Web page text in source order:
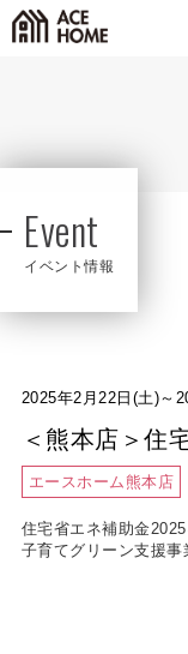
Event
イベント情報
2025年2月22日(土)～
＜熊本店＞住
エースホーム熊本店
住宅省エネ補助金
子育てグリーン支援